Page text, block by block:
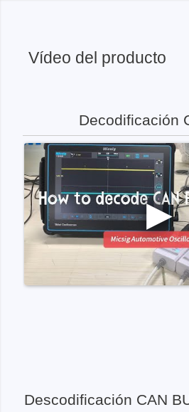
Vídeo del producto
Decodificación
Descodificación CAN